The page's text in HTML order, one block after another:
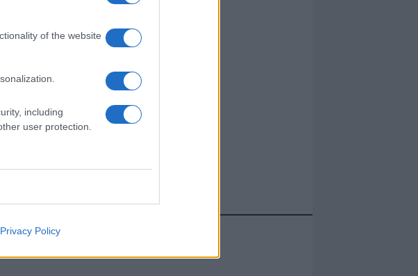
of the website
including
user protection.
Privacy Policy